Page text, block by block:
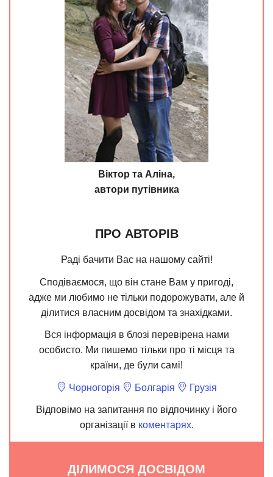
Віктор та Аліна,
автори путівника
ПРО АВТОРІВ
Раді бачити Вас на нашому сайті!
Сподіваємося, що він стане Вам у пригоді,
адже ми любимо не тільки подорожувати, але й
ділитися власним досвідом та знахідками.
Вся інформація в блозі перевірена нами
особисто. Ми пишемо тільки про ті місця та
країни, де були самі!
Чорногорія Болгарія Грузія
Відповімо на запитання по відпочинку і його
організації в коментарях.
ДІЛИМОСЯ ДОСВІДОМ